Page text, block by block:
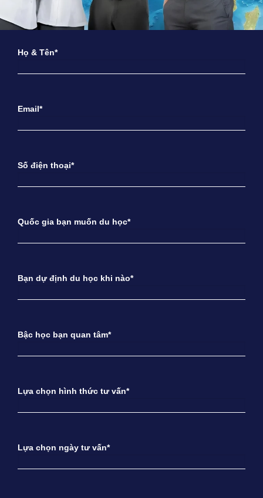
Họ & Tên*
Email*
Số điện thoại*
Quốc gia bạn muốn du học*
Bạn dự định du học khi nào*
Bậc học bạn quan tâm*
Lựa chọn hình thức tư vấn*
Lựa chọn ngày tư vấn*